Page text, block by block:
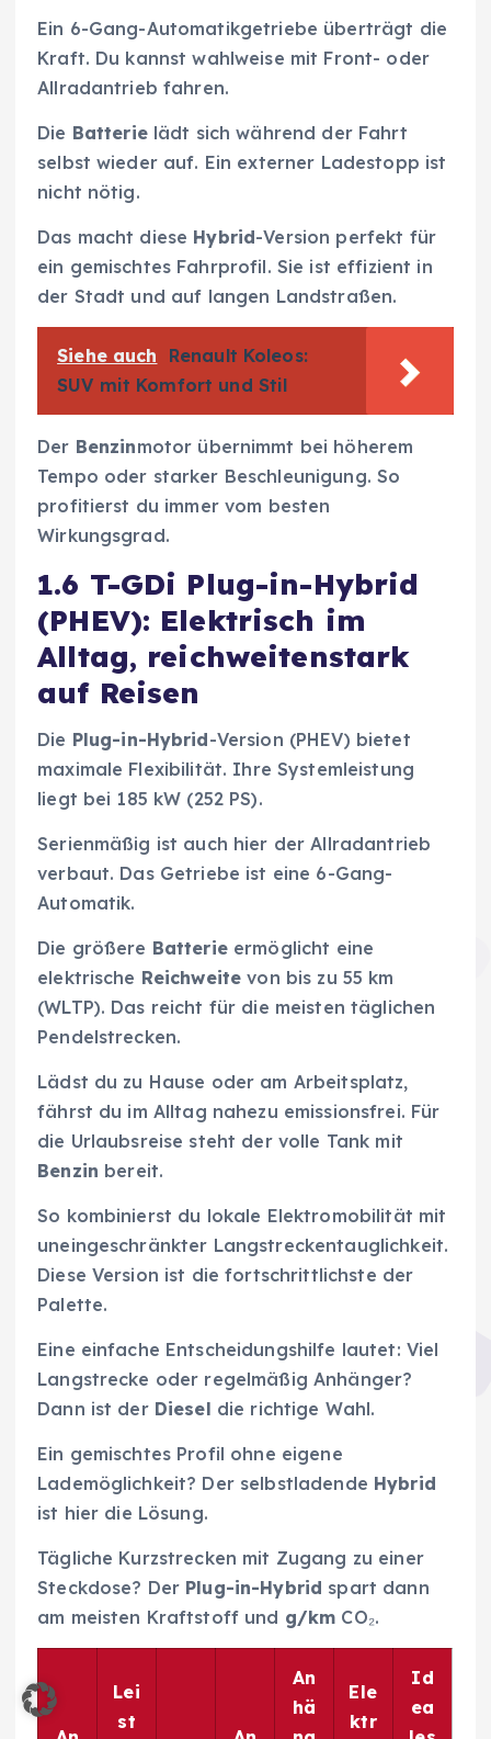
Ein 6-Gang-Automatikgetriebe überträgt die
Kraft. Du kannst wahlweise mit Front- oder
Allradantrieb fahren.
Die Batterielädt sich während der Fahrt
selbst wieder auf. Ein externer Ladestopp ist
nicht nötig.
Das macht diese Hybrid-Version perfekt für
ein gemischtes Fahrprofil. Sie ist effizient in
der Stadt und auf langen Landstraßen.
Siehe auch
Renault Koleos:
SUV mit Komfort und Stil
Der Benzinmotor übernimmt bei höherem
Tempo oder starker Beschleunigung. So
profitierst du immer vom besten
Wirkungsgrad.
1.6 T-GDi Plug-in-Hybrid
(PHEV): Elektrisch im
Alltag, reichweitenstark
auf Reisen
Die Plug-in-Hybrid-Version (PHEV) bietet
maximale Flexibilität. Ihre Systemleistung
liegt bei 185 kW (252 PS).
Serienmäßig ist auch hier der Allradantrieb
verbaut. Das Getriebe ist eine 6-Gang-
Automatik.
Die größere Batterieermöglicht eine
elektrische Reichweite von bis zu 55 km
(WLTP). Das reicht für die meisten täglichen
Pendelstrecken.
Lädst du zu Hause oder am Arbeitsplatz,
fährst du im Alltag nahezu emissionsfrei. Für
die Urlaubsreise steht der volle Tank mit
Benzin bereit.
So kombinierst du lokale Elektromobilität mit
uneingeschränkter Langstreckentauglichkeit.
Diese Version ist die fortschrittlichste der
Palette.
Eine einfache Entscheidungshilfe lautet: Viel
Langstrecke oder regelmäßig Anhänger?
Dann ist der Diesel die richtige Wahl.
Ein gemischtes Profil ohne eigene
Lademöglichkeit? Der selbstladende Hybrid
ist hier die Lösung.
Tägliche Kurzstrecken mit Zugang zu einer
Steckdose? Der Plug-in-Hybrid spart dann
am meisten Kraftstoff und g/km CO₂.
Lei
st
An
hä
Ele
ktr
Id
ea